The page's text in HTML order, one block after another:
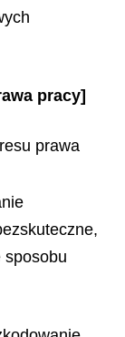
pracy]
prawa
sposobu